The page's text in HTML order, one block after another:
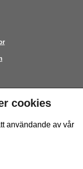
Privacy Policyand
cookies
användande av vår